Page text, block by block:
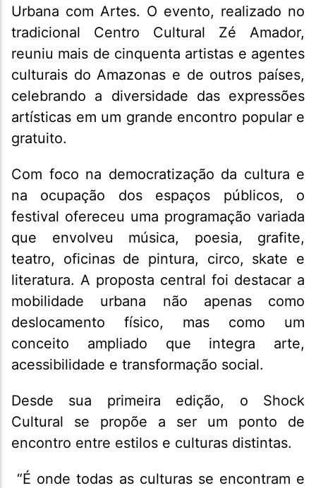
Urbana com Artes. O evento, realizado no
tradicional Centro Cultural Zé Amador,
reuniu mais de cinquenta artistas e agentes
culturais do Amazonas e de outros países,
celebrando a diversidade das expressões
artísticas em um grande encontro popular e
gratuito.
Com foco na democratização da cultura e
na ocupação dos espaços públicos, o
festival ofereceu uma programação variada
que envolveu música, poesia, grafite,
teatro, oficinas de pintura, circo, skate e
literatura. A proposta central foi destacar a
mobilidade urbana não apenas como
deslocamento físico, mas como um
conceito ampliado que integra arte,
acessibilidade e transformação social.
Desde sua primeira edição, o Shock
Cultural se propõe a ser um ponto de
encontro entre estilos e culturas distintas.
“É onde todas as culturas se encontram e